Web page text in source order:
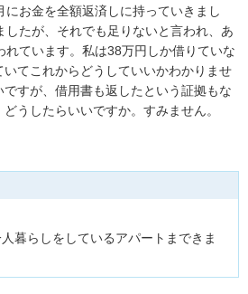
にお金を全額返済しに持っていきまし
したが、それでも足りないと言われ、あ
れています。私は38万円しか借りていな
いてこれからどうしていいかわかりませ
すが、借用書も返したという証拠もな
うしたらいいですか。すみません。
暮らしをしているアパートまできま